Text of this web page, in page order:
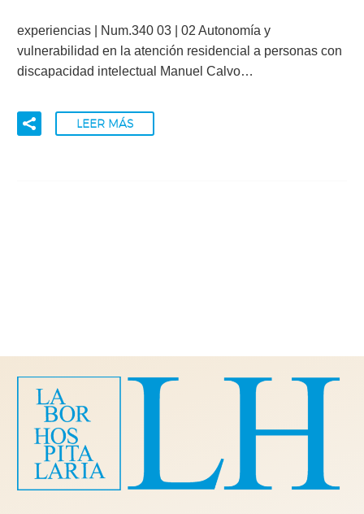
experiencias | Num.340 03 | 02 Autonomía y
vulnerabilidad en la atención residencial a personas con
discapacidad intelectual Manuel Calvo…
LEER MÁS